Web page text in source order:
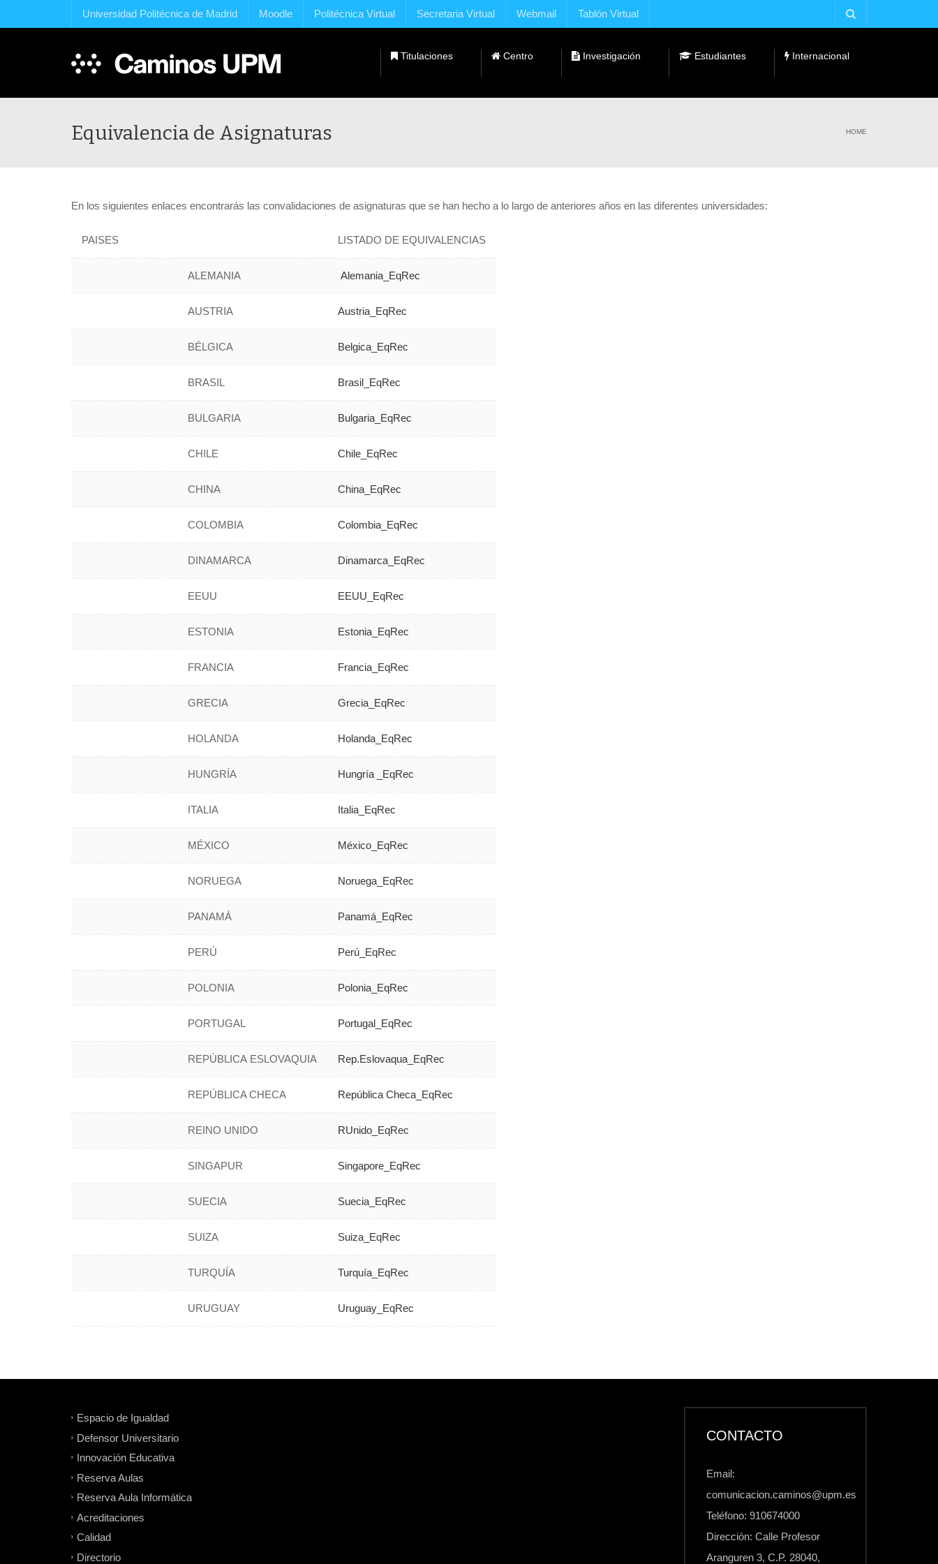
Universidad Politécnica de Madrid Moodle Politécnica Virtual Secretaria Virtual Webmail Tablón Virtual
Titulaciones Centro Investigación Estudiantes Internacional
Equivalencia de Asignaturas HOME
En los siguientes enlaces encontrarás las convalidaciones de asignaturas que se han hecho a lo largo de anteriores años en las diferentes universidades:
PAISES LISTADO DE EQUIVALENCIAS
ALEMANIA Alemania_EqRec
AUSTRIA Austria_EqRec
BÉLGICA Belgica_EqRec
BRASIL Brasil_EqRec
BULGARIA Bulgaria_EqRec
CHILE Chile_EqRec
CHINA China_EqRec
COLOMBIA Colombia_EqRec
DINAMARCA Dinamarca_EqRec
EEUU EEUU_EqRec
ESTONIA Estonia_EqRec
FRANCIA Francia_EqRec
GRECIA Grecia_EqRec
HOLANDA Holanda_EqRec
HUNGRÍA Hungría _EqRec
ITALIA Italia_EqRec
MÉXICO México_EqRec
NORUEGA Noruega_EqRec
PANAMÁ Panamá_EqRec
PERÚ Perú_EqRec
POLONIA Polonia_EqRec
PORTUGAL Portugal_EqRec
REPÚBLICA ESLOVAQUIA Rep.Eslovaqua_EqRec
REPÚBLICA CHECA República Checa_EqRec
REINO UNIDO RUnido_EqRec
SINGAPUR Singapore_EqRec
SUECIA Suecia_EqRec
SUIZA Suiza_EqRec
TURQUÍA Turquía_EqRec
URUGUAY Uruguay_EqRec
Espacio de Igualdad
Defensor Universitario
Innovación Educativa
Reserva Aulas
Reserva Aula Informática
Acreditaciones
Calidad
Directorio
CONTACTO
Email:
comunicacion.caminos@upm.es
Teléfono: 910674000
Dirección: Calle Profesor
Aranguren 3, C.P. 28040,